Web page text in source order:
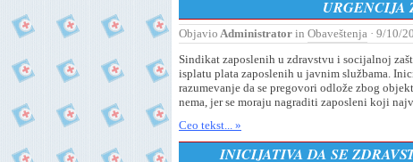
Objavio Administrator in Obaveštenja · 9/10/
Sindikat zaposlenih u zdravstvu i socijalnoj
isplatu plata zaposlenih u javnim službama.
razumevanje da se pregovori odlože zbog
nema, jer se moraju nagraditi zaposleni koji
Ceo tekst... »
INICIJATIVA DA SE